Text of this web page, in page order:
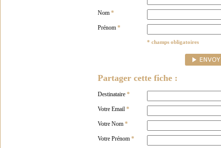
Nom *
Prénom *
* champs obligatoires
Partager cette fiche :
Destinataire *
Votre Email *
Votre Nom *
Votre Prénom *